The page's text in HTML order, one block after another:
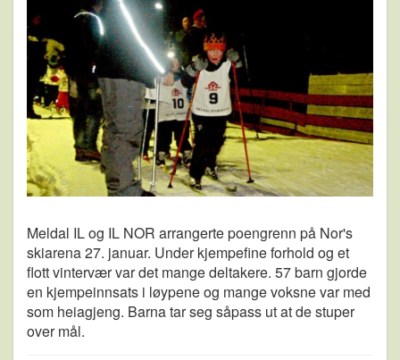
Meldal IL og IL NOR arrangerte poengrenn på Nor's
skiarena 27. januar. Under kjempefine forhold og et
flott vintervær var det mange deltakere. 57 barn gjorde
en kjempeinnsats i løypene og mange voksne var med
som heiagjeng. Barna tar seg såpass ut at de stuper
over mål.